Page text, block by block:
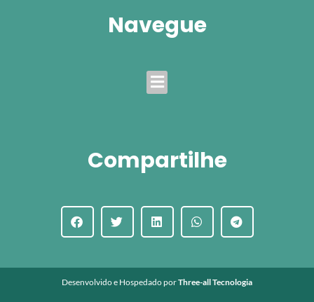
Navegue
Menu
Compartilhe
Desenvolvido e Hospedado porThree-all Tecnologia